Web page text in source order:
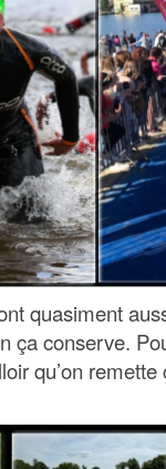
quasiment
ça conserve.
qu’on